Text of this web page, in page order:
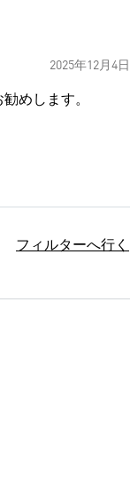
2025年12月4日
めします。
フィルターへ行く